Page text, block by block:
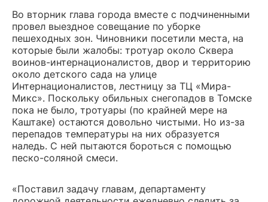
Во вторник глава города вместе с подчиненными
провел выездное совещание по уборке
пешеходных зон. Чиновники посетили места, на
которые были жалобы: тротуар около Сквера
воинов-интернационалистов, двор и территорию
около детского сада на улице
Интернационалистов, лестницу за ТЦ «Мира-
Микс». Поскольку обильных снегопадов в Томске
пока не было, тротуары (по крайней мере на
Каштаке) остаются довольно чистыми. Но из-за
перепадов температуры на них образуется
наледь. С ней пытаются бороться с помощью
песко-соляной смеси.
«Поставил задачу главам, департаменту